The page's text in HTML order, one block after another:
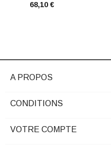
68,10 €
A PROPOS
CONDITIONS
VOTRE COMPTE